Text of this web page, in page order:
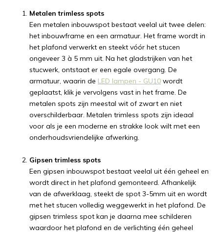
Metalen trimless spots
Een metalen inbouwspot bestaat veelal uit twee delen:
het inbouwframe en een armatuur. Het frame wordt in
het plafond verwerkt en steekt vóór het stucen
ongeveer 3 à 5 mm uit. Na het gladstrijken van het
stucwerk, ontstaat er een egale overgang. De
armatuur, waarin de LED lampen - GU10 wordt
geplaatst, klik je vervolgens vast in het frame. De
metalen spots zijn meestal wit of zwart en niet
overschilderbaar. Metalen trimless spots zijn ideaal
voor als je een moderne en strakke look wilt met een
onderhoudsvriendelijke afwerking.
Gipsen trimless spots
Een gipsen inbouwspot bestaat veelal uit één geheel en
wordt direct in het plafond gemonteerd. Afhankelijk
van de afwerklaag, steekt de spot 3-5mm uit en wordt
met het stucen volledig weggewerkt in het plafond. De
gipsen trimless spot kan je daarna mee schilderen
waardoor het plafond en de verlichting één geheel